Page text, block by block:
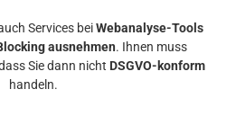
Services beiWebanalyse-Tools
ausnehmen. Ihnen muss
Sie dann nicht DSGVO-konform
handeln.